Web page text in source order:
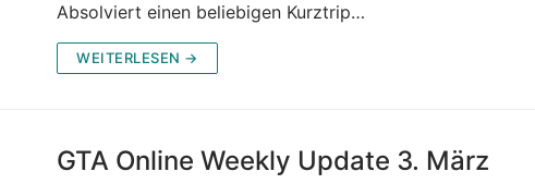
Absolviert einen beliebigen Kurztrip…
WEITERLESEN →
GTA Online Weekly Update 3. März